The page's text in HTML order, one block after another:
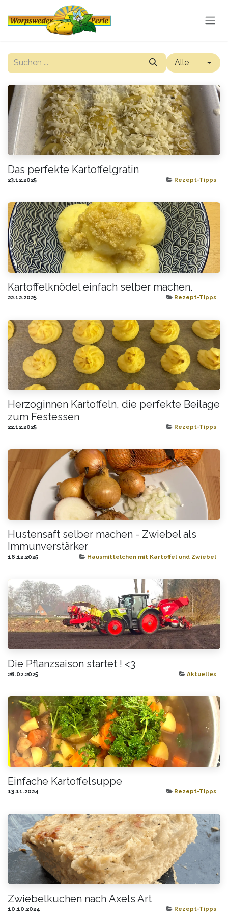
Zum Inhalt springen
Alle
Das perfekte Kartoffelgratin
23.12.2025 Rezept-Tipps
Kartoffelknödel einfach selber machen.
22.12.2025 Rezept-Tipps
Herzoginnen Kartoffeln, die perfekte Beilage
zum Festessen
22.12.2025 Rezept-Tipps
Hustensaft selber machen - Zwiebel als
Immunverstärker
16.12.2025 Hausmittelchen mit Kartoffel und Zwiebel
Die Pflanzsaison startet ! <3
26.02.2025 Aktuelles
Einfache Kartoffelsuppe
13.11.2024 Rezept-Tipps
Zwiebelkuchen nach Axels Art
10.10.2024 Rezept-Tipps